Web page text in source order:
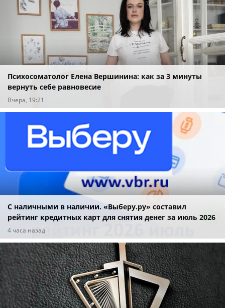
Психосоматолог Елена Вершинина: как за 3 минуты
вернуть себе равновесие
Вчера, 19:21
С наличными в наличии. «Выберу.ру» составил
рейтинг кредитных карт для снятия денег за июль 2026
года
4 часа назад